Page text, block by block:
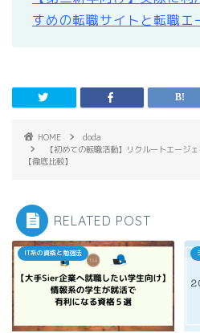
すめの転職サイトと転職エ
HOME
doda
【初めての転職活動】リクルートエージ
【徹底比較】
RELATED POST
IT系の資格と勉強法